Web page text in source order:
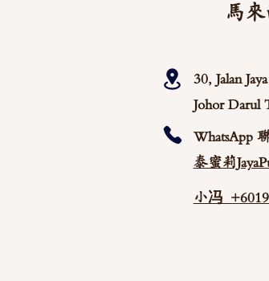
馬
30, Jalan
Johor Darul
WhatsApp
泰蜜莉
小冯